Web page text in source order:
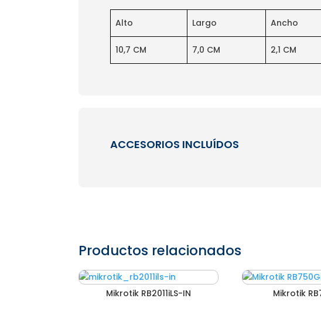
Alto Largo Ancho
10,7 CM 7,0 CM 2,1 CM
ACCESORIOS INCLUÍDOS
Productos relacionados
Mikrotik RB2011iLS-IN
Mikrotik